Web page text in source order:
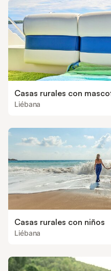
Casas rurales con
Liébana
Casas rurales con niños
Liébana